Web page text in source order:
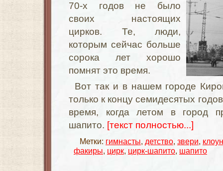
70-х годов не было
своих настоящих
цирков. Те, люди,
которым сейчас больше
сорока лет хорошо
помнят это время.
Вот так и в нашем городе
только к концу семидесятых
время, когда летом в город
шапито. [текст полностью...]
Метки: гимнасты, детство, звери,
факиры, цирк, цирк-шапито, шапито